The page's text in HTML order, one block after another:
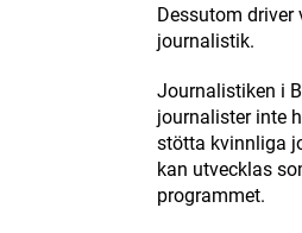
Dessutom
journalistik.
Journalistiken i
journalister inte
stötta kvinnliga
kan utvecklas
programmet.